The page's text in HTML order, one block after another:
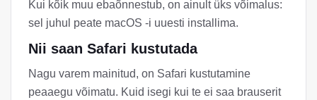
Kui kõik muu ebaõnnestub, on ainult üks võimalus:
sel juhul peate macOS -i uuesti installima.
Nii saan Safari kustutada
Nagu varem mainitud, on Safari kustutamine
peaaegu võimatu. Kuid isegi kui te ei saa brauserit